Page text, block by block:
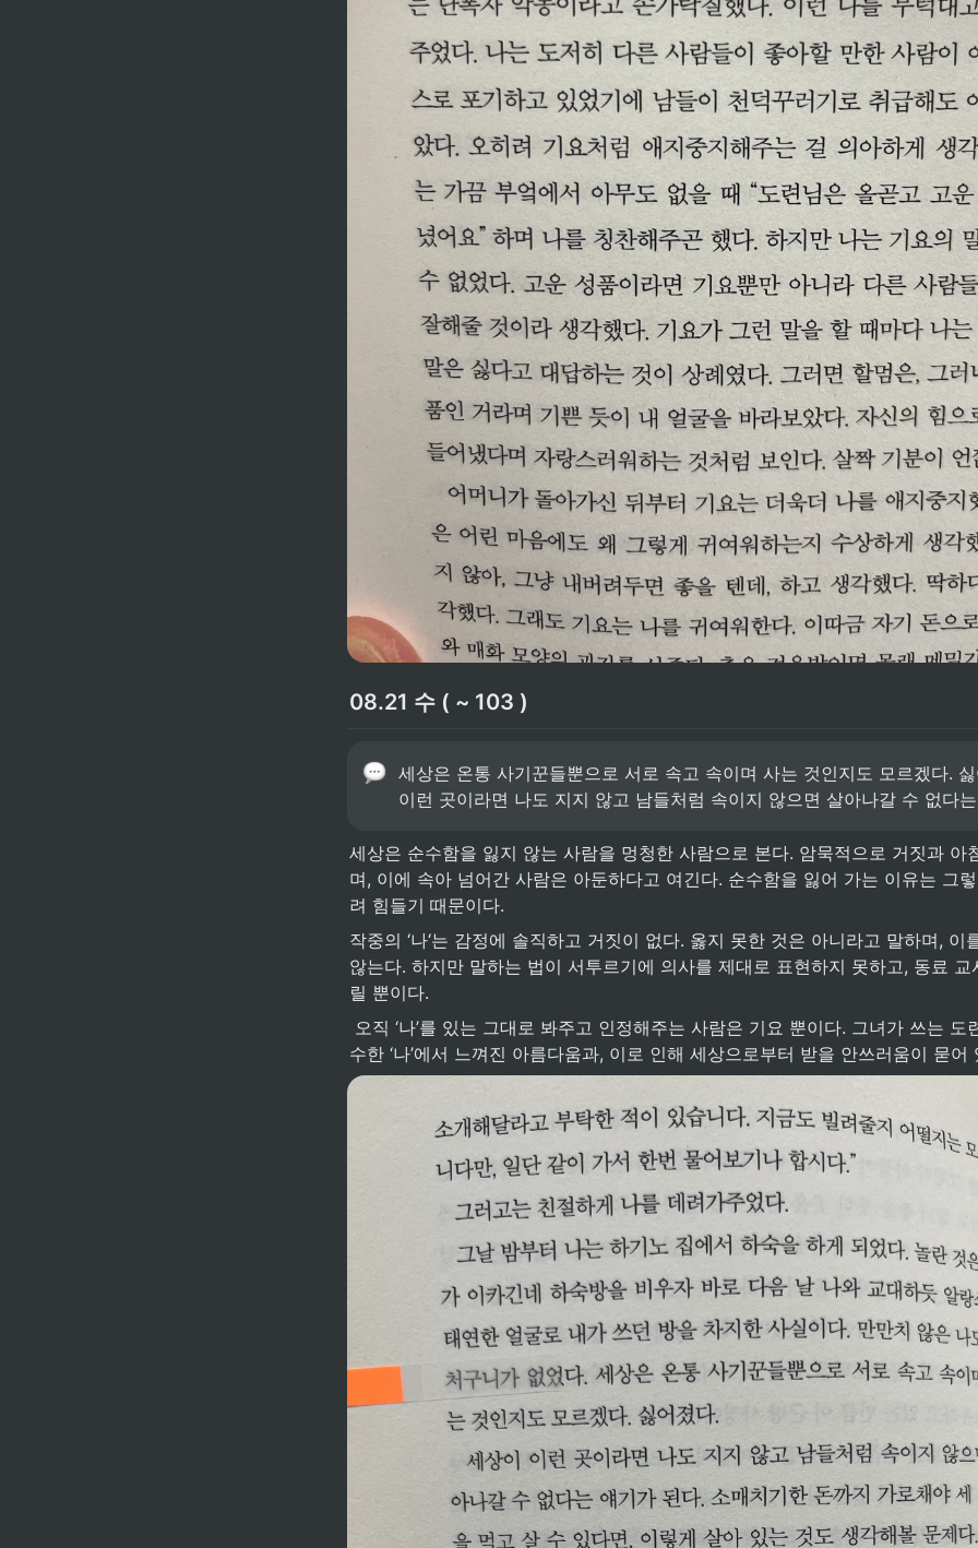
08.21 수 ( ~ 103 )
세상은 온통 사기꾼들뿐으로 서로 속고 속이며 사는 것인지도 모르겠다.
이런 곳이라면 나도 지지 않고 남들처럼 속이지 않으면 살아나갈 수 없다
세상은 순수함을 잃지 않는 사람을 멍청한 사람으로 본다. 암묵적으로 거짓과 아
며, 이에 속아 넘어간 사람은 아둔하다고 여긴다. 순수함을 잃어 가는 이유는 그
려 힘들기 때문이다.
작중의 ‘나‘는 감정에 솔직하고 거짓이 없다. 옳지 못한 것은 아니라고 말하며, 이
않는다. 하지만 말하는 법이 서투르기에 의사를 제대로 표현하지 못하고, 동료
릴 뿐이다.
수한 ‘나’에서 느껴진 아름다움과, 이로 인해 세상으로부터 받을 안쓰러움이 묻